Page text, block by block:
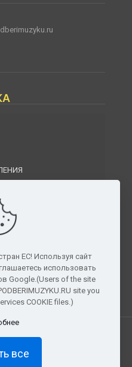
Центральный
PODBERIMUZYKU.RU
ЕС! Используя сайт
использовать
Google.(Users of the site
site you
COOKIE files.)
все